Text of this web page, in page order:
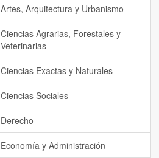
Artes, Arquitectura y Urbanismo
Ciencias Agrarias, Forestales y
Veterinarias
Ciencias Exactas y Naturales
Ciencias Sociales
Derecho
Economía y Administración